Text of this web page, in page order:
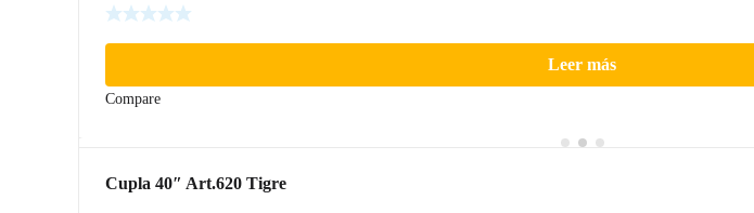
Leer más
Compare
Cupla 40″ Art.620 Tigre